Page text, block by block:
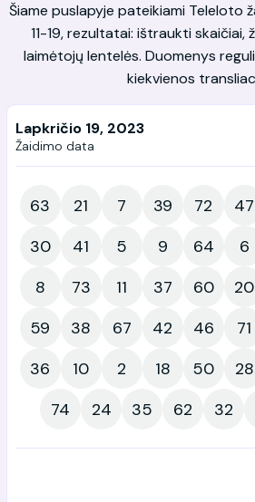
Šiame puslapyje pateikiami Teleloto
11-19, rezultatai: ištraukti
laimėtojų lentelės. Duomenys
kiekvienos
Lapkričio 19, 2023
Žaidimo data
63 21 7 39 72 47
30
41 5 9 64 6
8
73 11 37 60 20
59
38 67 42 46 71
36
10 2 18 50 28
74
24 35 62 32